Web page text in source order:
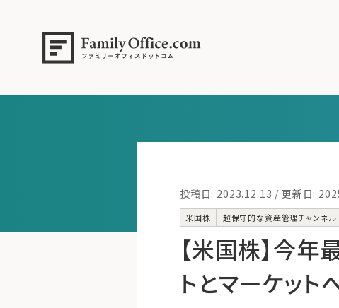
投稿日: 2023.12.13 / 更新日:
米国株 超保守的な資産管理チャンネル
【米国株】‌今
トとマーケット